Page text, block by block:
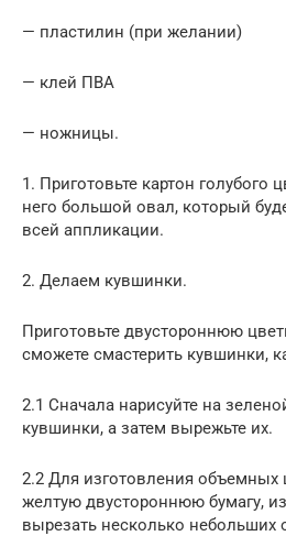
— пластилин (при желании)
— клей ПВА
— ножницы.
1. Приготовьте картон голубого
него большой овал, который
всей аппликации.
2. Делаем кувшинки.
Приготовьте двустороннюю
сможете смастерить кувшинки,
2.1 Сначала нарисуйте на
кувшинки, а затем вырежьте их.
2.2 Для изготовления объемных
желтую двустороннюю бумагу,
вырезать несколько небольших